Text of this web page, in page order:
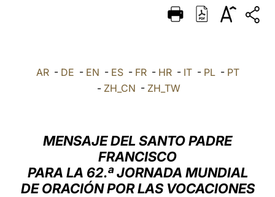
DEUTSCH
中文
AR- DE - EN - ES- FR- HR- IT- PL- PT
- ZH_CN - ZH_TW
MENSAJE DEL SANTO PADRE
FRANCISCO
PARA LA 62.ª JORNADA MUNDIAL
DE ORACIÓN POR LAS VOCACIONES